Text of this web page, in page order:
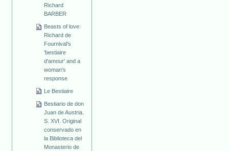
Richard
BARBER
Beasts of love:
Richard de
Fournival's
'bestiaire
d'amour' and a
woman's
response
Le Bestiaire
Bestiario de don
Juan de Austria.
S. XVI. Original
conservado en
la Biblioteca del
Monasterio de